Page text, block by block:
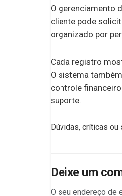
O gerenciamento
cliente pode
organizado por
Cada registro
O sistema
controle
suporte.
Dúvidas, críticas ou
Deixe um
O seu endereço de